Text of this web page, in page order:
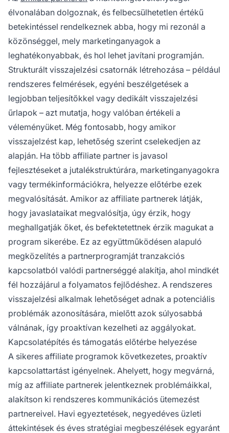
élvonalában dolgoznak, és felbecsülhetetlen értékű
betekintéssel rendelkeznek abba, hogy mi rezonál a
közönséggel, mely marketinganyagok a
leghatékonyabbak, és hol lehet javítani programján.
Strukturált visszajelzési csatornák létrehozása – például
rendszeres felmérések, egyéni beszélgetések a
legjobban teljesítőkkel vagy dedikált visszajelzési
űrlapok – azt mutatja, hogy valóban értékeli a
véleményüket. Még fontosabb, hogy amikor
visszajelzést kap, lehetőség szerint cselekedjen az
alapján. Ha több affiliate partner is javasol
fejlesztéseket a jutalékstruktúrára, marketinganyagokra
vagy termékinformációkra, helyezze előtérbe ezek
megvalósítását. Amikor az affiliate partnerek látják,
hogy javaslataikat megvalósítja, úgy érzik, hogy
meghallgatják őket, és befektetettnek érzik magukat a
program sikerébe. Ez az együttműködésen alapuló
megközelítés a partnerprogramját tranzakciós
kapcsolatból valódi partnerséggé alakítja, ahol mindkét
fél hozzájárul a folyamatos fejlődéshez. A rendszeres
visszajelzési alkalmak lehetőséget adnak a potenciális
problémák azonosítására, mielőtt azok súlyosabbá
válnának, így proaktívan kezelheti az aggályokat.
Kapcsolatépítés és támogatás előtérbe helyezése
A sikeres affiliate programok következetes, proaktív
kapcsolattartást igényelnek. Ahelyett, hogy megvárná,
míg az affiliate partnerek jelentkeznek problémáikkal,
alakítson ki rendszeres kommunikációs ütemezést
partnereivel. Havi egyeztetések, negyedéves üzleti
áttekintések és éves stratégiai megbeszélések egyaránt